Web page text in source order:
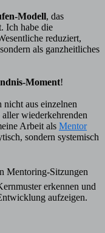
Modell, das
Ich habe die
reduziert,
als ganzheitliches
Moment!
nicht aus einzelnen
wiederkehrenden
Arbeit als Mentor
sondern systemisch
Mentoring-Sitzungen
erkennen und
aufzeigen.